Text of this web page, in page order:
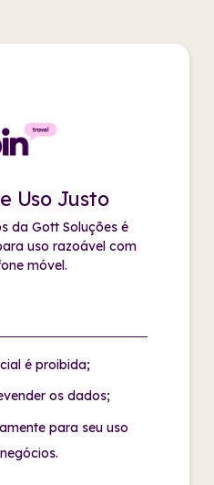
Uso Justo
da Gott Soluções é
uso razoável com
móvel.
é proibida;
os dados;
para seu uso